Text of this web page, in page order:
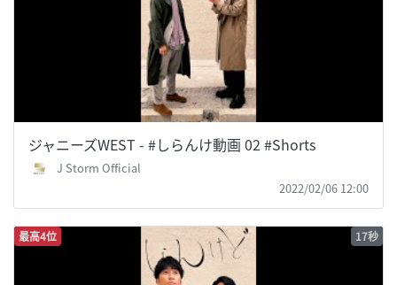
ジャニーズWEST - #しらんけ動画 02 #Shorts
J Storm Official
2022/02/06 12:00
最高4位 17秒